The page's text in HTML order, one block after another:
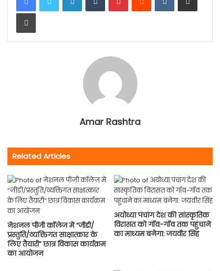
Print
Amar Rashtra
Related Articles
नेशनल पीजी कॉलेज में “जीडी/
प्रस्तुति/व्यक्तिगत साक्षात्कार के
लिए तैयारी” छात्र विकास कार्यक्रम
का आयोजन
अयोध्या पंचांग देश की सांस्कृतिक
विरासत को गॉव-गॉव तक पहुंचाने
का माध्यम बनेगा: जयवीर सिंह